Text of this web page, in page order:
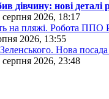
дівчину: нові деталі
2026, 18:17
на пляжі. Робота ППО
2026, 13:55
Нова
2026, 23:48